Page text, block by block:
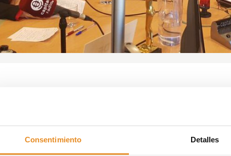
Consentimiento Detalles
de 2017
ha venido para
es una realidad”